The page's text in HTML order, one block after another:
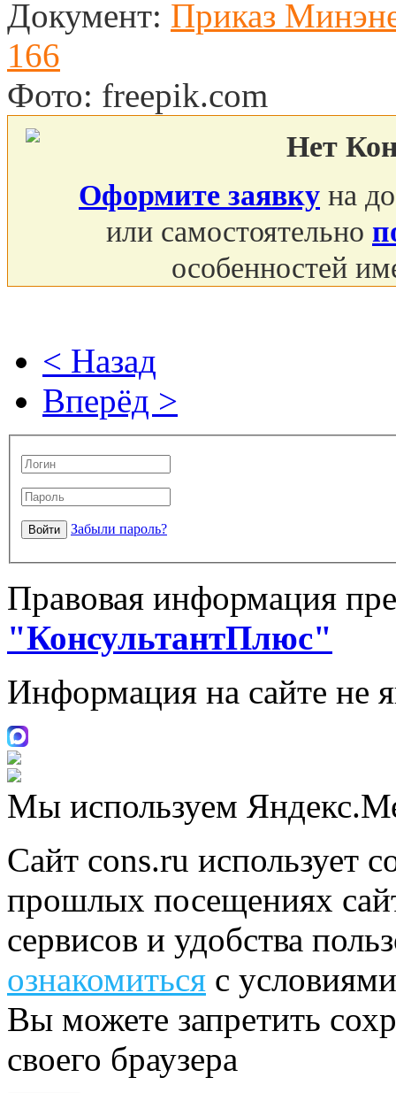
Документ: Приказ
166
Фото: freepik.com
Нет
Оформите заявку на
или самостоятельно
особенностей
< Назад
Вперёд >
Забыли пароль?
Правовая информация
"КонсультантПлюс"
Информация на сайте не
Мы используем
Сайт cons.ru использует
прошлых посещениях
сервисов и удобства
ознакомиться с
Вы можете запретить
своего браузера